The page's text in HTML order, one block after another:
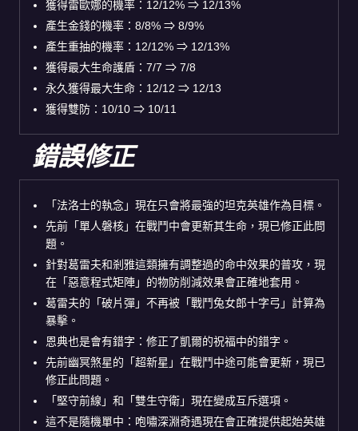
獲得雷歐娜的機率：12/12% ⇒ 12/13%
產生金錢的機率：8/8% ⇒ 8/9%
產生重抽的機率：12/12% ⇒ 12/13%
獲得最大生命護盾：7/7 ⇒ 7/8
永久獲得最大生命：12/12 ⇒ 12/13
獲得雙防：10/10 ⇒ 10/11
錯誤修正
「法洛士的執念」現在只會將最強的坦克英雄作為目標。
先前「單人磐核」在戰鬥中會更新其生命，現已修正此問
題。
針對葛雷夫和剎雅這類擁有調整過的命中效果的普攻，現
在「惡意程式矩陣」的物防削減效果會正確地套用。
葛雷夫的「破片彈」不再被「戰鬥兔女郎十字弓」計算為
暴擊。
恩典也是會有錯字：修正了凱爾的祝福中的錯字。
先前幽冥煞星的「超新星」在戰鬥中途可能會更新，現已
修正此問題。
「堅守前線」和「雙生守衛」現在變成互斥選項。
這不是隨機單中：咆嘯深淵奇遇現在會正確提供起始英雄